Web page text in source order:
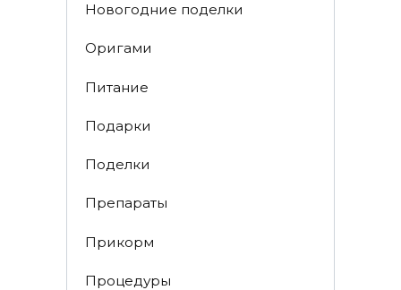
Новогодние поделки
Оригами
Питание
Подарки
Поделки
Препараты
Прикорм
Процедуры